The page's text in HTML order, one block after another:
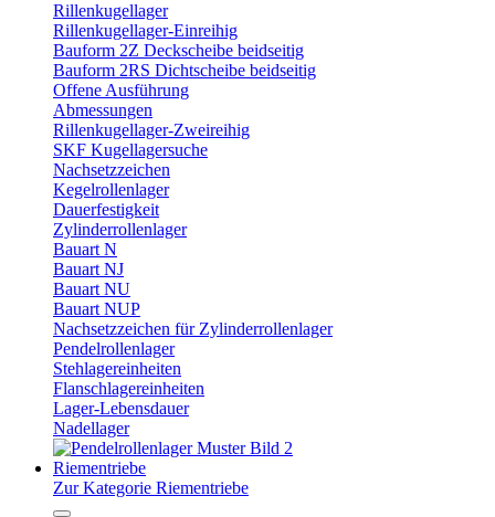
Rillenkugellager
Rillenkugellager-Einreihig
Bauform 2Z Deckscheibe beidseitig
Bauform 2RS Dichtscheibe beidseitig
Offene Ausführung
Abmessungen
Rillenkugellager-Zweireihig
SKF Kugellagersuche
Nachsetzzeichen
Kegelrollenlager
Dauerfestigkeit
Zylinderrollenlager
Bauart N
Bauart NJ
Bauart NU
Bauart NUP
Nachsetzzeichen für Zylinderrollenlager
Pendelrollenlager
Stehlagereinheiten
Flanschlagereinheiten
Lager-Lebensdauer
Nadellager
Riementriebe
Zur Kategorie Riementriebe